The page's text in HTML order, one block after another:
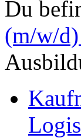
Du
(m/w/